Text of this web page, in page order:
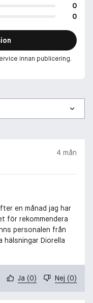
0
0
innan publicering.
4 mån
en månad jag har
för rekommendera
personalen från
hälsningar Diorella
Ja (0) Nej (0)